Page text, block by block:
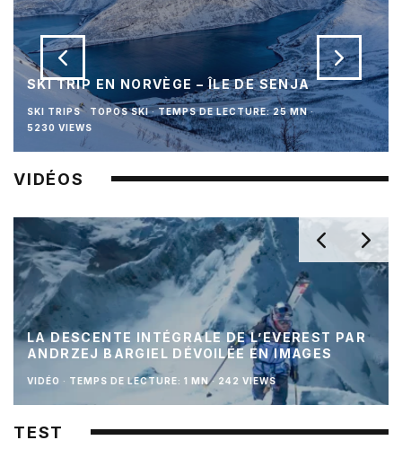
SKI TRIP EN NORVÈGE – ÎLE DE SENJA
SKI TRIPS TOPOS SKI · TEMPS DE LECTURE: 25 MN ·
5230 VIEWS
VIDÉOS
LA DESCENTE INTÉGRALE DE L’EVEREST PAR
ANDRZEJ BARGIEL DÉVOILÉE EN IMAGES
VIDÉO · TEMPS DE LECTURE: 1 MN · 242 VIEWS
TEST